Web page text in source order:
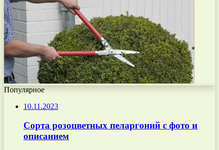
Популярное
10.11.2023
Сорта розоцветных пеларгоний с фото и
описанием